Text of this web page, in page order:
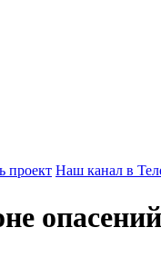
проект Наш канал в